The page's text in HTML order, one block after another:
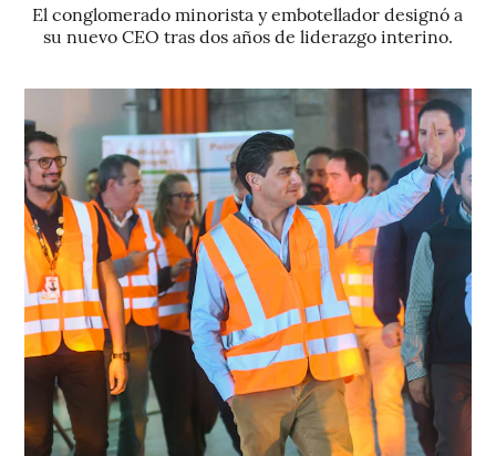
El conglomerado minorista y embotellador designó a
su nuevo CEO tras dos años de liderazgo interino.